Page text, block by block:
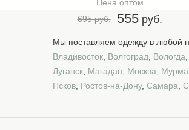
Цена оптом
695 руб.
555руб.
Мы поставляем одежду в любой
Владивосток Волгоград Вологда
Луганск Магадан Москва
Псков Ростов-на-Дону, Самара